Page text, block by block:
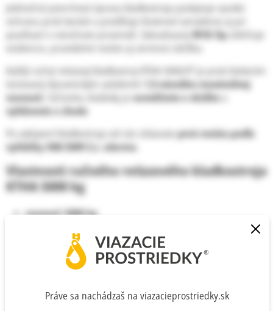
Jedinečná povrchová úprava kladkostroja poskytuje vysokú
RFID čip uľahčuje
Každý ručný reťazový kladkostroj KTHA HAKLIFT je pred dodaním
1,5-násobku maximálnej
nosnosti
osvedčenie o skúške
vyhlásenie o zhode
Po zakúpení kladkostroja od nás získavateprvú revíziu podľa
vyhlášky 508/2009 Z.z. zdarma
Vlastnosti ručného reťazového kladkostroja
KTHA 5000 kg
nosnosť: 5000 kg
ergonomická ovládacia reťaz
kompaktná a odolná konštrukcia
automatická brzda nákladu
dvojitý bezpečnostný brzdový systém
otočné háky s bezpečnostnými západkami
Práve sa nachádzaš na viazacieprostriedky.sk